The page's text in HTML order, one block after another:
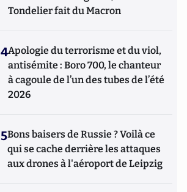
Tondelier fait du Macron
4Apologie du terrorisme et du viol,
antisémite : Boro 700, le chanteur
à cagoule de l’un des tubes de l’été
2026
5Bons baisers de Russie ? Voilà ce
qui se cache derrière les attaques
aux drones à l'aéroport de Leipzig